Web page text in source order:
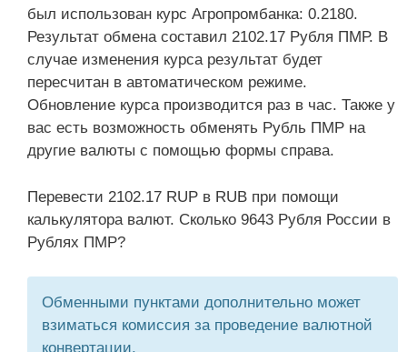
был использован курс Агропромбанка: 0.2180.
Результат обмена составил 2102.17 Рубля ПМР. В
случае изменения курса результат будет
пересчитан в автоматическом режиме.
Обновление курса производится раз в час. Также у
вас есть возможность обменять Рубль ПМР на
другие валюты с помощью формы справа.
Перевести 2102.17 RUP в RUB при помощи
калькулятора валют. Сколько 9643 Рубля России в
Рублях ПМР?
Обменными пунктами дополнительно может
взиматься комиссия за проведение валютной
конвертации.